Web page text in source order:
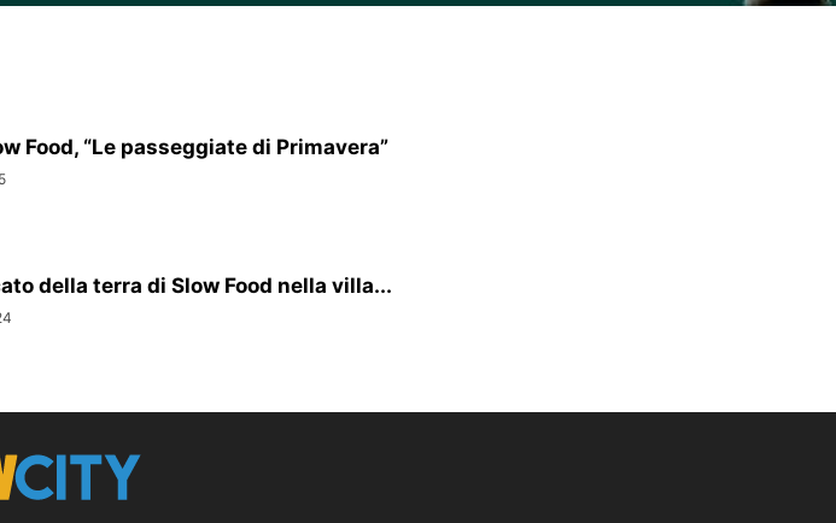
Food, “Le passeggiate di Primavera”
della terra di Slow Food nella villa...